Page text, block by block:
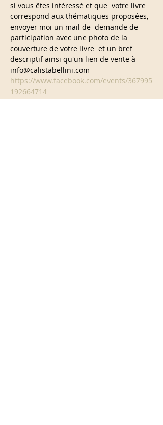
si vous êtes intéressé et que  votre livre
correspond aux thématiques proposées,
envoyer moi un mail de  demande de
participation avec une photo de la
couverture de votre livre  et un bref
descriptif ainsi qu'un lien de vente à
info@calistabellini.com
https://www.facebook.com/events/367995
192664714